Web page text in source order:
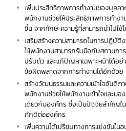
เพิ่มประสิทธิภาพการทำงานของบุคล
พนักงานช่วยให้ประสิทธิภาพการทำง
ขึ้น จากทักษะความรู้ที่สามารถนำไปใช้
เสริมสร้างความสามารถในการปฏิบั
ให้พนักงานสามารถรับมือกับสถานกา
ปรับตัว และแก้ปัญหาเฉพาะหน้าได้อ
ข้อผิดพลาดจากการทำงานได้อีกด้วย
สร้างวัฒนธรรมและความเข้าใจอันดีภ
พนักงานช่วยให้พนักงานเข้าใจและมอ
เดียวกับองค์กร ซึ่งเป็นปัจจัยสำคัญใน
ภักดีต่อองค์กร
เพิ่มความได้เปรียบทางการแข่งขันใน